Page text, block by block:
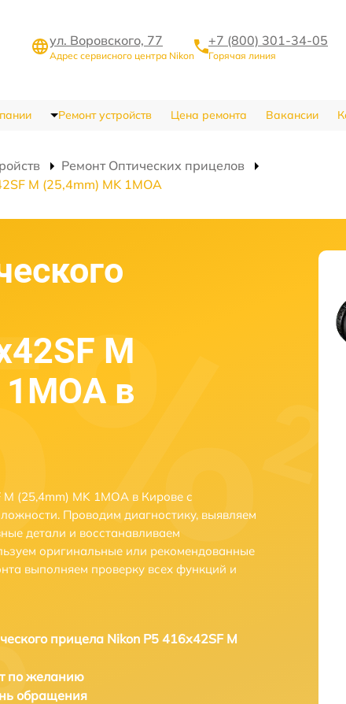
ул. Воровского, 77
Адрес сервисного центра Nikon
+7 (800) 301-34-05
Горячая линия
Ремонт устройств Цена ремонта Вакансии
Ремонт Оптических прицелов
M (25,4mm) MK 1MOA
M
в
(25,4mm) MK 1MOA в Кирове с
Проводим диагностику, выявляем
детали и восстанавливаем
оригинальные или рекомендованные
выполняем проверку всех функций и
прицела Nikon P5 416x42SF M
по желанию
обращения